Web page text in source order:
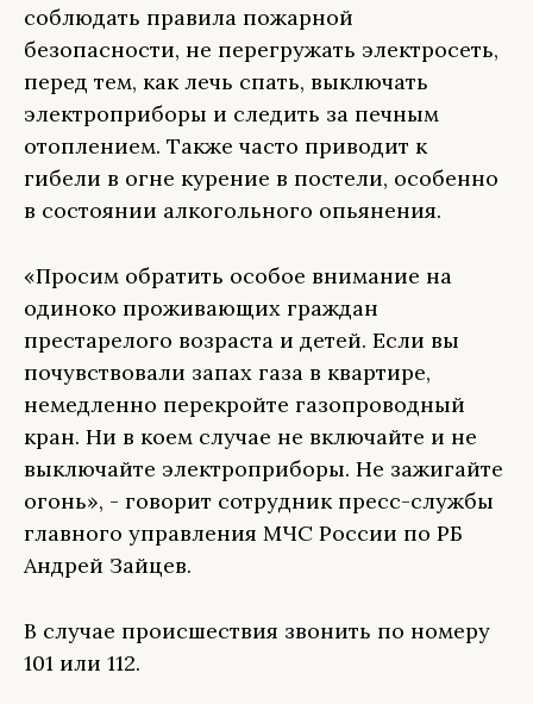
соблюдать правила пожарной
безопасности, не перегружать электросеть,
перед тем, как лечь спать, выключать
электроприборы и следить за печным
отоплением. Также часто приводит к
гибели в огне курение в постели, особенно
в состоянии алкогольного опьянения.
«Просим обратить особое внимание на
одиноко проживающих граждан
престарелого возраста и детей. Если вы
почувствовали запах газа в квартире,
немедленно перекройте газопроводный
кран. Ни в коем случае не включайте и не
выключайте электроприборы. Не зажигайте
огонь», - говорит сотрудник пресс-службы
главного управления МЧС России по РБ
Андрей Зайцев.
В случае происшествия звонить по номеру
101 или 112.